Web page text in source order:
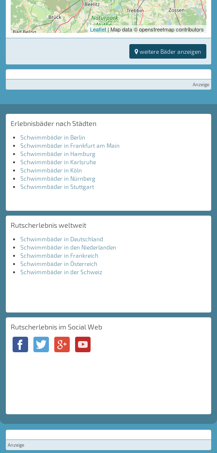
Leaflet| Map data © openstreetmap contributors
weitere Bäder anzeigen
Anzeige
Erlebnisbäder nach Städten
Schwimmbäder in Berlin
Schwimmbäder in Frankfurt am Main
Schwimmbäder in Hamburg
Schwimmbäder in Karlsruhe
Schwimmbäder in Köln
Schwimmbäder in Nürnberg
Schwimmbäder in Stuttgart
Rutscherlebnis weltweit
Schwimmbäder in Deutschland
Schwimmbäder in den Niederlanden
Schwimmbäder in Frankreich
Schwimmbäder in Österreich
Schwimmbäder in der Schweiz
Rutscherlebnis im Social Web
Anzeige